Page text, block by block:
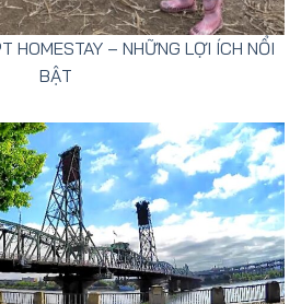
HOMESTAY – NHỮNG LỢI ÍCH NỔI
BẬT